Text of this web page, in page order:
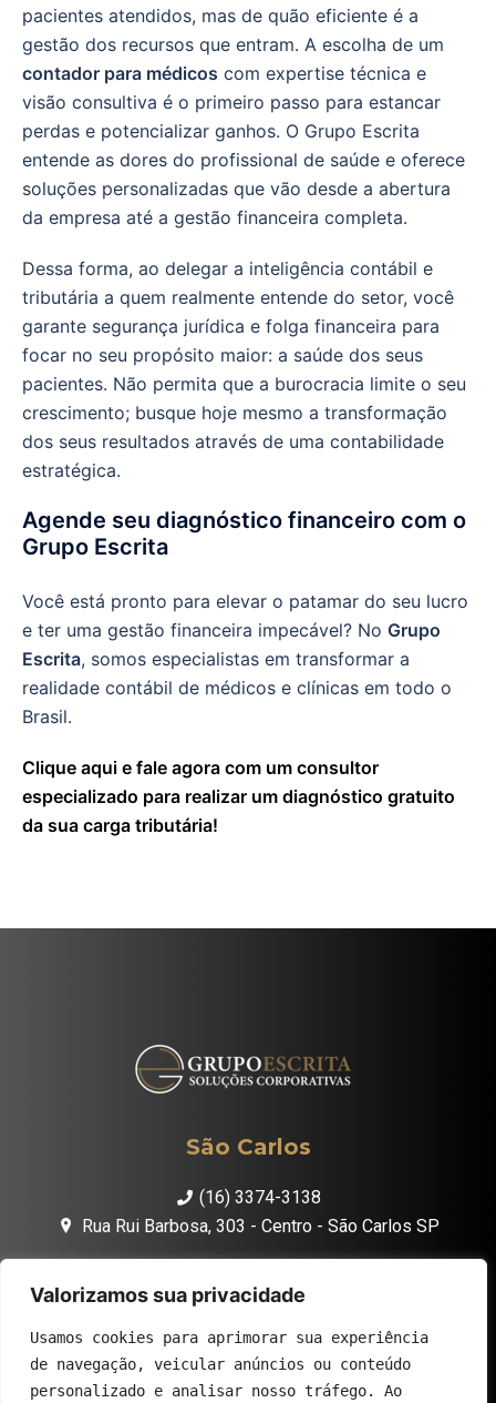
Valorizamos sua privacidade
Usamos cookies para aprimorar sua experiência
de navegação, veicular anúncios ou conteúdo
personalizado e analisar nosso tráfego. Ao
pacientes atendidos, mas de quão eficiente é a
gestão dos recursos que entram. A escolha de um
contador para médicos com expertise técnica e
visão consultiva é o primeiro passo para estancar
perdas e potencializar ganhos. O Grupo Escrita
entende as dores do profissional de saúde e oferece
soluções personalizadas que vão desde a abertura
da empresa até a gestão financeira completa.
Dessa forma, ao delegar a inteligência contábil e
tributária a quem realmente entende do setor, você
garante segurança jurídica e folga financeira para
focar no seu propósito maior: a saúde dos seus
pacientes. Não permita que a burocracia limite o seu
crescimento; busque hoje mesmo a transformação
dos seus resultados através de uma contabilidade
estratégica.
Agende seu diagnóstico financeiro com o
Grupo Escrita
Você está pronto para elevar o patamar do seu lucro
e ter uma gestão financeira impecável? No Grupo
Escrita, somos especialistas em transformar a
realidade contábil de médicos e clínicas em todo o
Brasil.
Clique aqui e fale agora com um consultor
especializado para realizar um diagnóstico gratuito
da sua carga tributária!
São Carlos
(16) 3374-3138
Rua Rui Barbosa, 303 - Centro - São Carlos SP
11 96857-6288
Av. Juscelino Kubitschek,2041 - Torre B, 5º andar - Vila
Olímpia - São Paulo SP